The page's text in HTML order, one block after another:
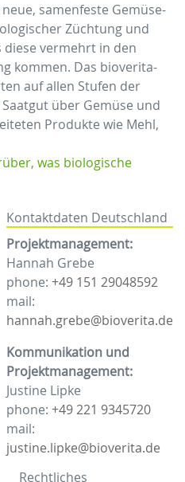
samenfeste Gemüse-
Züchtung und
vermehrt in den
kommen. Das bioverita-
auf allen Stufen der
über Gemüse und
Produkte wie Mehl,
was biologische
Kontaktdaten Deutschland
Projektmanagement:
Hannah Grebe
phone: +49 151 29048592
mail:
hannah.grebe@bioverita.de
Kommunikation und
Projektmanagement:
Justine Lipke
phone: +49 221 9345720
mail:
justine.lipke@bioverita.de
Rechtliches